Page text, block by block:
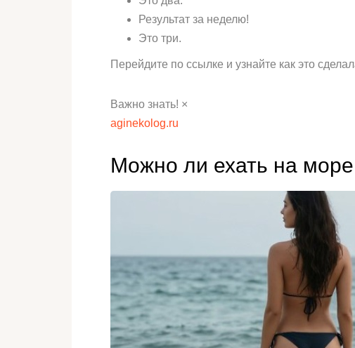
Результат за неделю!
Это три.
Перейдите по ссылке и узнайте как это
Важно знать! ×
aginekolog.ru
Можно ли ехать на